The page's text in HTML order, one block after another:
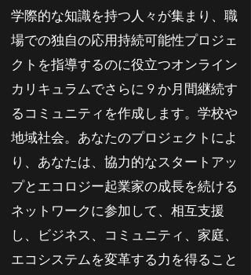
学際的な知識を持つ人々が集まり、職
場での独自の応用持続可能性プロジェ
クトを指導するのに役立つオンライン
カリキュラムでさらに 9 か月間継続す
るコミュニティを作成します。学校や
地域社会。あなたのプロジェクトによ
り、あなたは、協力的なスタートアッ
プとエコロジー起業家の成長を続ける
ネットワークに参加して、相互支援
し、ビジネス、コミュニティ、家庭、
エコシステムを変革する力を得ること